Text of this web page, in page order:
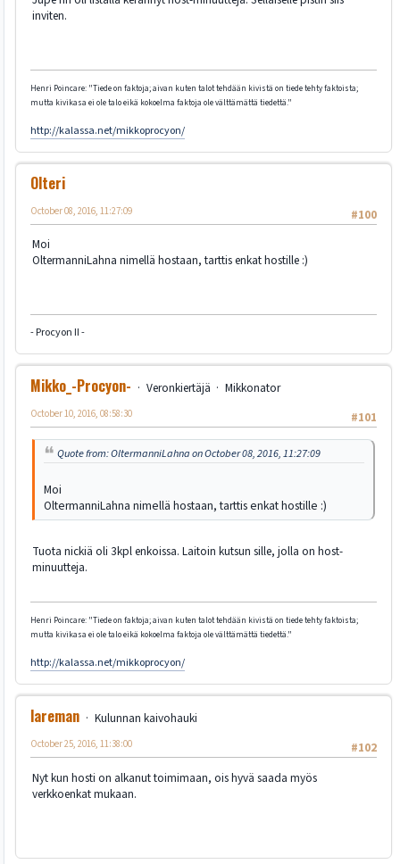
inviten.
Henri Poincare: "Tiede on faktoja; aivan kuten talot tehdään kivistä on tiede tehty faktoista;
mutta kivikasa ei ole talo eikä kokoelma faktoja ole välttämättä tiedettä."
http://kalassa.net/mikkoprocyon/
Olteri
#100
October 08, 2016, 11:27:09
Moi
OltermanniLahna nimellä hostaan, tarttis enkat hostille :)
- Procyon II -
Mikko_-Procyon- Veronkiertäjä
Mikkonator
#101
October 10, 2016, 08:58:30
Quote from: OltermanniLahna on October 08, 2016, 11:27:09
Moi
OltermanniLahna nimellä hostaan, tarttis enkat hostille :)
Tuota nickiä oli 3kpl enkoissa. Laitoin kutsun sille, jolla on host-
minuutteja.
Henri Poincare: "Tiede on faktoja; aivan kuten talot tehdään kivistä on tiede tehty faktoista;
mutta kivikasa ei ole talo eikä kokoelma faktoja ole välttämättä tiedettä."
http://kalassa.net/mikkoprocyon/
lareman
Kulunnan kaivohauki
#102
October 25, 2016, 11:38:00
Nyt kun hosti on alkanut toimimaan, ois hyvä saada myös
verkkoenkat mukaan.